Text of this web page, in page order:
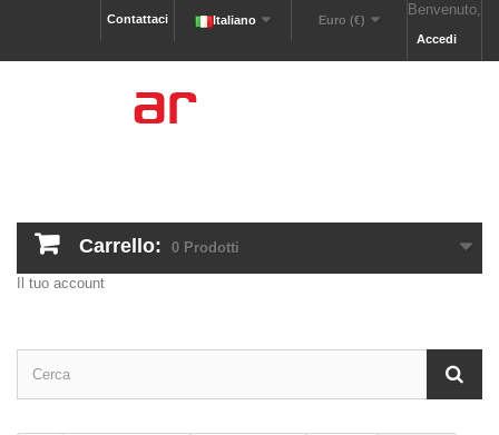
Benvenuto,
Accedi
Euro (€)
Italiano
Contattaci
Carrello: 0 Prodotti
Il tuo account